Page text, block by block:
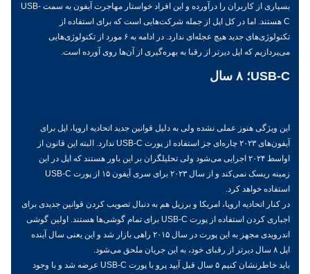
بسیاری از کاربران را درآورده و این افراد خواستار مهاجرت آیفون به سمت USB-
C هستند. اما در کل اپل از جمله شرکت‌هایی است که برای استفاده از
تکنولوژی‌های جدید هیچ عجله‌ای ندارد. در ادامه به ۶ مورد از تکنولوژی‌هایی
می‌پردازیم که اپل دیرتر از رقبا به بهره‌گیری از آن‌ها روی آورده است.
USB-C؛ ۸ سال
این ویژگی هنوز عملی نشده ولی به دلیل قوانین جدید اتحادیه اروپا، اپل برای
آیفون‌های ۲۰۲۳ چاره‌ای جز استفاده از پورت USB-C ندارد. البته این قانون از
اواسط ۲۰۲۴ اجرایی می‌شود ولی تحلیلگران بر این باور هستند که اپل در این
زمینه ریسک نمی‌کند و از سال ۲۰۲۳ برای سری آیفون ۱۵ از پورت USB-C
استفاده خواهد کرد.
در کنار اتحادیه اروپا، امریکا و برزیل هم به دنبال تصویب کردن قوانین جدیدی برای
اجباری کردن استفاده از پورت USB-C برای تمام گوشی‌ها هستند. اولین گوشی
اندرویدی مجهز به این پورت در سال ۲۰۱۵ راهی بازار شد و این یعنی سال آینده
اپل ۸ سال دیرتر از رقبای خود، به این جریان ملحق می‌شود.
باید خاطرنشان کنیم ۵ سال قبل آیپد پرو با پورت USB-C عرضه شد و با وجود